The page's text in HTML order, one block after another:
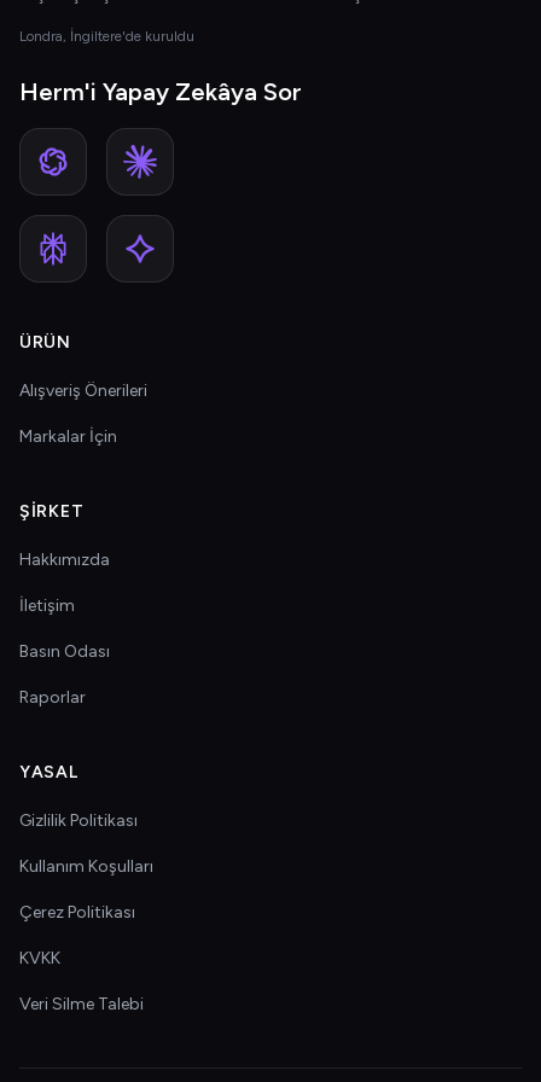
Londra, İngiltere'de kuruldu
Herm'i Yapay Zekâya Sor
ÜRÜN
Alışveriş Önerileri
Markalar İçin
ŞIRKET
Hakkımızda
İletişim
Basın Odası
Raporlar
YASAL
Gizlilik Politikası
Kullanım Koşulları
Çerez Politikası
KVKK
Veri Silme Talebi